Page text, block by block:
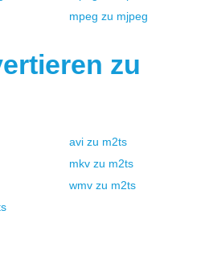
mpeg zu mjpeg
zu
avi zu m2ts
mkv zu m2ts
wmv zu m2ts